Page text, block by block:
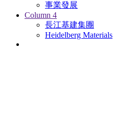
事業發展
Column 4
長江基建集團
Heidelberg Materials